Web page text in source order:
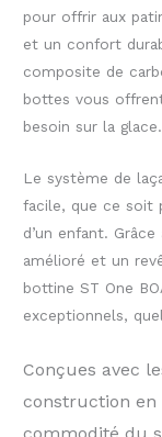
pour offrir aux
et un confort
composite de
bottes vous
besoin sur la glace.
Le système de
facile, que ce soit
d’un enfant.
amélioré et un
bottine ST One
exceptionnels,
Conçues avec
construction en